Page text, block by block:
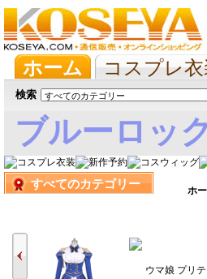
ホーム コスプレ衣
抱き枕/布団/シーツ
検索
ブルーロッ
娘すべてのカテゴリー ホ